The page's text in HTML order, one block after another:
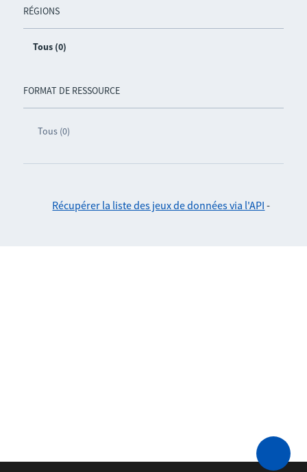
RÉGIONS
Tous (0)
FORMAT DE RESSOURCE
Tous (0)
Récupérer la liste des jeux de données via l'API -